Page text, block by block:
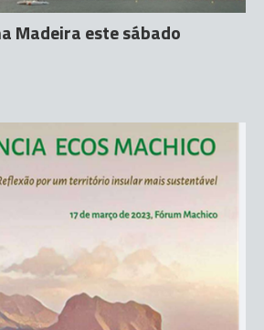
Madeira este sábado